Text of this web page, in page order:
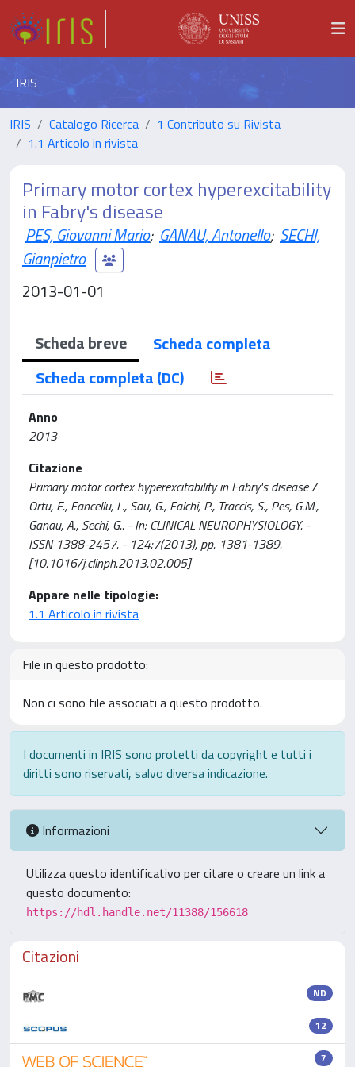
IRIS
IRIS Catalogo Ricerca
1 Contributo su Rivista
1.1 Articolo in rivista
Primary motor cortex hyperexcitability
in Fabry's disease
PES, Giovanni Mario; GANAU, Antonello; SECHI,
Gianpietro
2013-01-01
Scheda breve
Scheda completa
Scheda completa (DC)
Anno
2013
Citazione
Primary motor cortex hyperexcitability in Fabry's disease /
Ortu, E., Fancellu, L., Sau, G., Falchi, P., Traccis, S., Pes, G.M.,
Ganau, A., Sechi, G.. - In: CLINICAL NEUROPHYSIOLOGY. -
ISSN 1388-2457. - 124:7(2013), pp. 1381-1389.
[10.1016/j.clinph.2013.02.005]
Appare nelle tipologie:
1.1 Articolo in rivista
File in questo prodotto:
Non ci sono file associati a questo prodotto.
I documenti in IRIS sono protetti da copyright e tutti i
diritti sono riservati, salvo diversa indicazione.
Informazioni
Utilizza questo identificativo per citare o creare un link a
questo documento:
https://hdl.handle.net/11388/156618
Citazioni
ND
12
7